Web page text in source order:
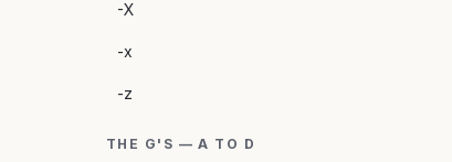
-X
-x
-z
THE G'S — A TO D